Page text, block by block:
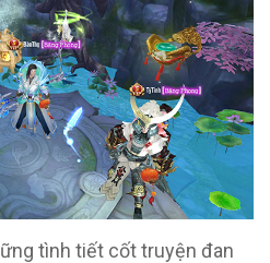
tình tiết cốt truyện đan